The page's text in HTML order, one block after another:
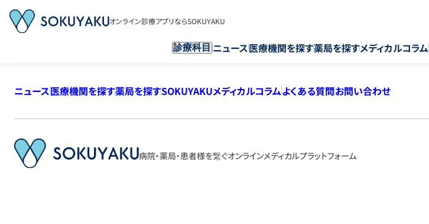
オンライン診療アプリならSOKUYAKU
診療科目 ニュース医療機関を探す薬局を探すメディカルコラム
ニュース医療機関を探す薬局を探すSOKUYAKUメディカルコラムよくある質問お問い合わせ
病院・薬局・患者様を繋ぐオンラインメディカルプラットフォーム